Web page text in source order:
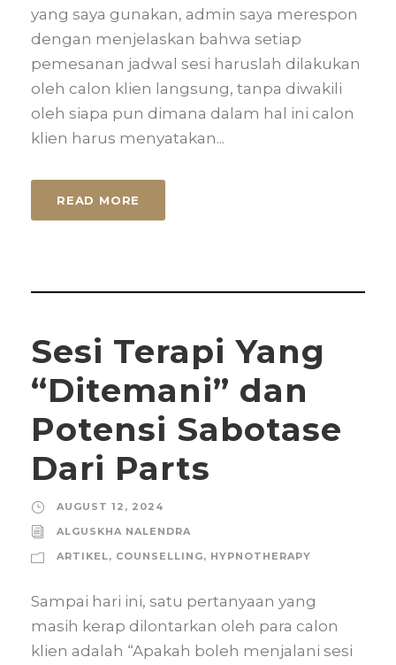
yang saya gunakan, admin saya merespon
dengan menjelaskan bahwa setiap
pemesanan jadwal sesi haruslah dilakukan
oleh calon klien langsung, tanpa diwakili
oleh siapa pun dimana dalam hal ini calon
klien harus menyatakan...
READ MORE
Sesi Terapi Yang
“Ditemani” dan
Potensi Sabotase
Dari Parts
AUGUST 12, 2024
ALGUSKHA NALENDRA
ARTIKEL, COUNSELLING, HYPNOTHERAPY
Sampai hari ini, satu pertanyaan yang
masih kerap dilontarkan oleh para calon
klien adalah “Apakah boleh menjalani sesi